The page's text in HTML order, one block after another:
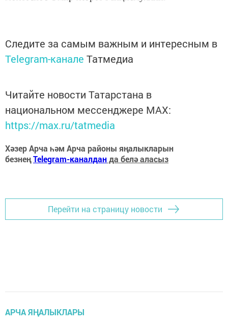
Следите за самым важным и интересным в
Telegram-канале Татмедиа
Читайте новости Татарстана в
национальном мессенджере MАХ:
https://max.ru/tatmedia
Хәзер Арча һәм Арча районы яңалыкларын
безнеңTelegram-каналданда белә аласыз
Перейти на страницу новости
АРЧА ЯҢАЛЫКЛАРЫ